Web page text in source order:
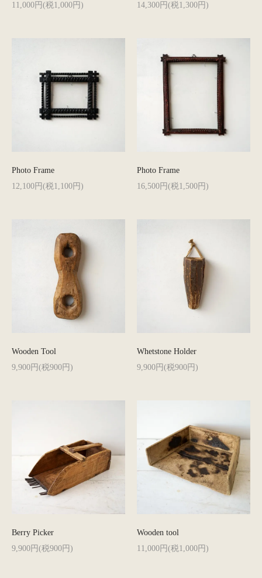
11,000円(税1,000円)
14,300円(税1,300円)
Photo Frame
12,100円(税1,100円)
Photo Frame
16,500円(税1,500円)
Wooden Tool
9,900円(税900円)
Whetstone Holder
9,900円(税900円)
Berry Picker
9,900円(税900円)
Wooden tool
11,000円(税1,000円)